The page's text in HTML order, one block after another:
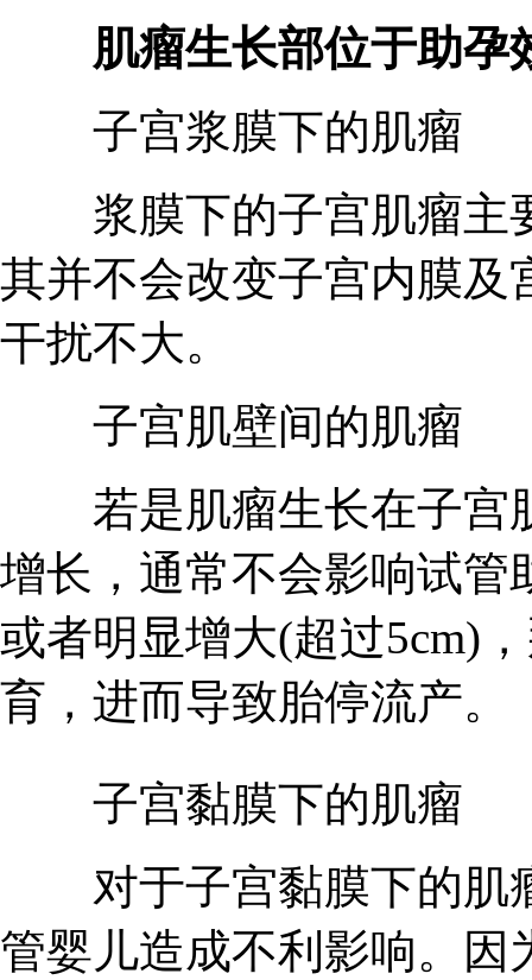
肌瘤生长部位于助孕
子宫浆膜下的肌瘤
浆膜下的子宫肌瘤主
其并不会改变子宫内膜及
干扰不大。
子宫肌壁间的肌瘤
若是肌瘤生长在子宫
增长，通常不会影响试管
或者明显增大(超过5cm)
育，进而导致胎停流产。
子宫黏膜下的肌瘤
对于子宫黏膜下的肌
管婴儿造成不利影响。因